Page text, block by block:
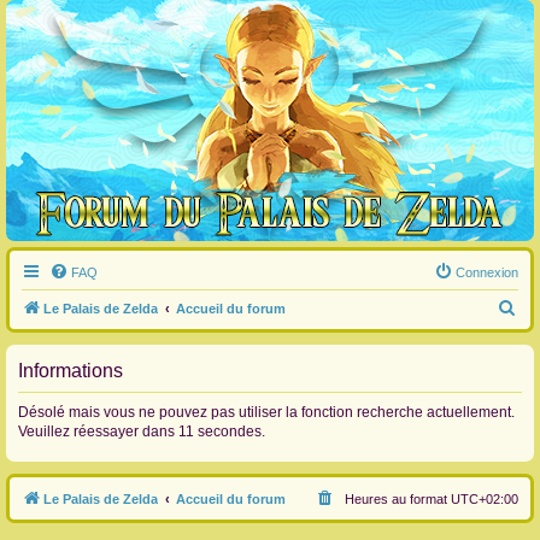
FAQ Connexion
Le Palais de Zelda Accueil du forum
e
h
c
Informations
Désolé mais vous ne pouvez pas utiliser la fonction recherche actuellement.
Veuillez réessayer dans 11 secondes.
Le Palais de Zelda Accueil du forum Heures au format UTC+02:00